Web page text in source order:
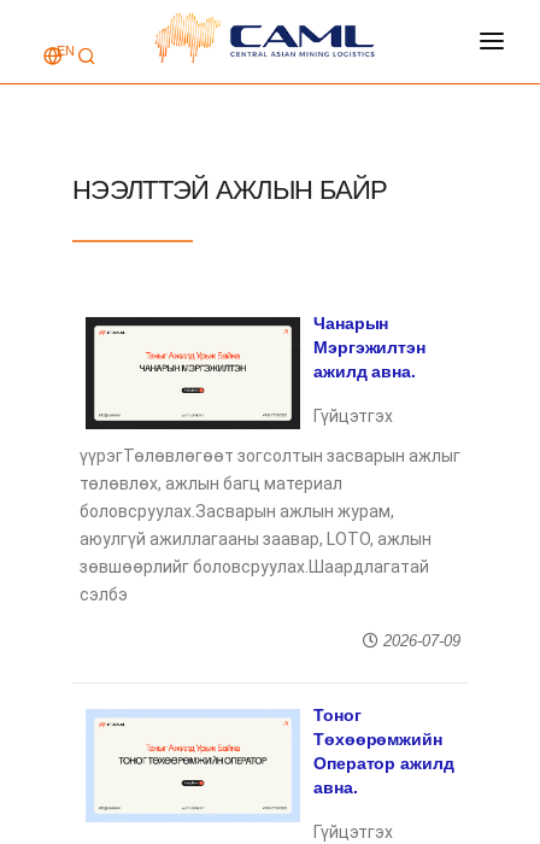
EN
НҮҮР ХУУДАС
ҮЙЛЧИЛГЭЭ
НЭЭЛТТЭЙ АЖЛЫН БАЙР
Чанарын
Мэргэжилтэн
ажилд авна.
Гүйцэтгэх
үүрэгТөлөвлөгөөт зогсолтын засварын ажлыг
төлөвлөх, ажлын багц материал
боловсруулах.Засварын ажлын журам,
аюулгүй ажиллагааны заавар, LOTO, ажлын
зөвшөөрлийг боловсруулах.Шаардлагатай
сэлбэ
2026-07-09
Тоног
Төхөөрөмжийн
Оператор ажилд
авна.
Гүйцэтгэх